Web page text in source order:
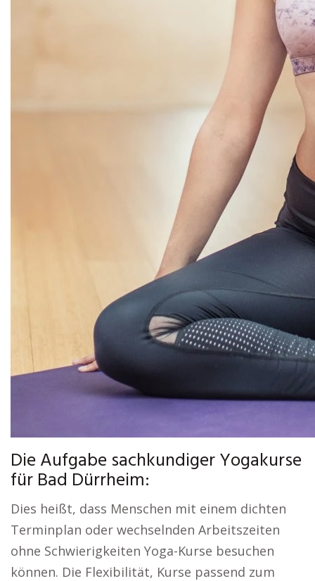
Die Aufgabe sachkundiger Yogakurse
für Bad Dürrheim:
Dies heißt, dass Menschen mit einem dichten
Terminplan oder wechselnden Arbeitszeiten
ohne Schwierigkeiten Yoga-Kurse besuchen
können. Die Flexibilität, Kurse passend zum